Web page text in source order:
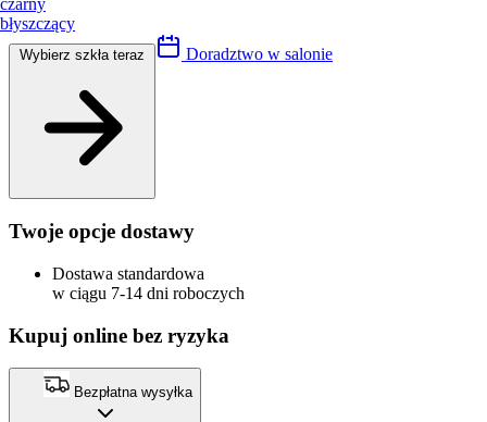
czarny
błyszczący
Doradztwo w salonie
Twoje opcje dostawy
Dostawa standardowa
w ciągu 7-14 dni roboczych
Kupuj online bez ryzyka
Bezpłatna wysyłka